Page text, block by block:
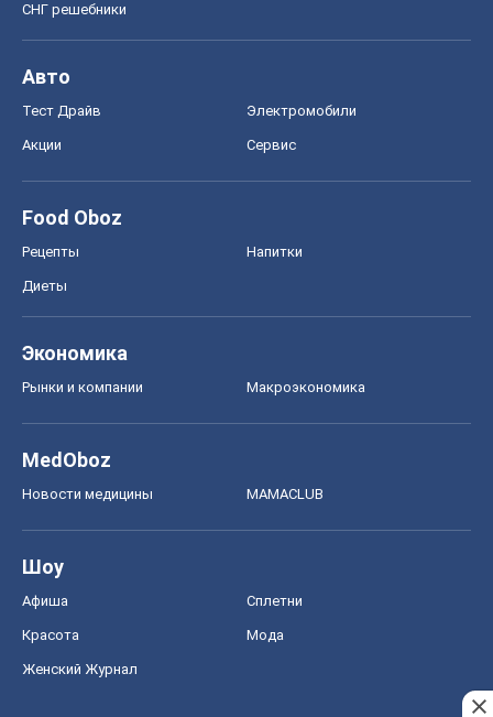
СНГ решебники
Авто
Тест Драйв Электромобили
Акции Сервис
Food Oboz
Рецепты Напитки
Диеты
Экономика
Рынки и компании Mакроэкономика
MedOboz
Новости медицины MAMACLUB
Шоу
Афиша Сплетни
Красота Мода
Женский Журнал